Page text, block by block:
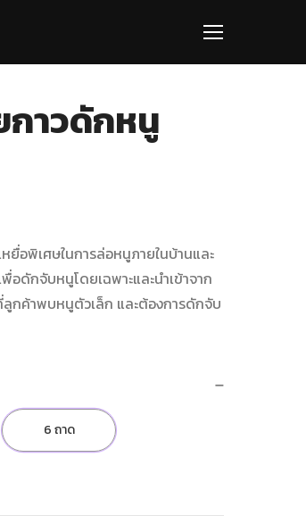
าวดักหนู
ยื่อพิเศษในการล่อหนูภายในบ้านและ
ดักจับหนูโดยเฉพาะและนำเข้าจาก
ลูกค้าพบหนูตัวเล็ก และต้องการดักจับ
6 ถาด